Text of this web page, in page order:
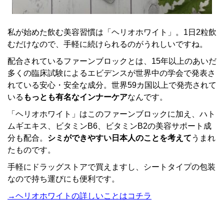
私が始めた飲む美容習慣は「ヘリオホワイト」。1日2粒飲
むだけなので、手軽に続けられるのがうれしいですね。
配合されているファーンブロックとは、15年以上のあいだ
多くの臨床試験によるエビデンスが世界中の学会で発表さ
れている安心・安全な成分。世界59カ国以上で発売されて
いる もっとも有名なインナーケアなんです。
「ヘリオホワイト」はこのファーンブロックに加え、ハト
ムギエキス、ビタミンB6、ビタミンB2の美容サポート成
分も配合。 シミができやすい日本人のことを考えて うまれ
たものです。
手軽にドラッグストアで買えますし、シートタイプの包装
なので持ち運びにも便利です。
→ヘリオホワイトの詳しいことはコチラ